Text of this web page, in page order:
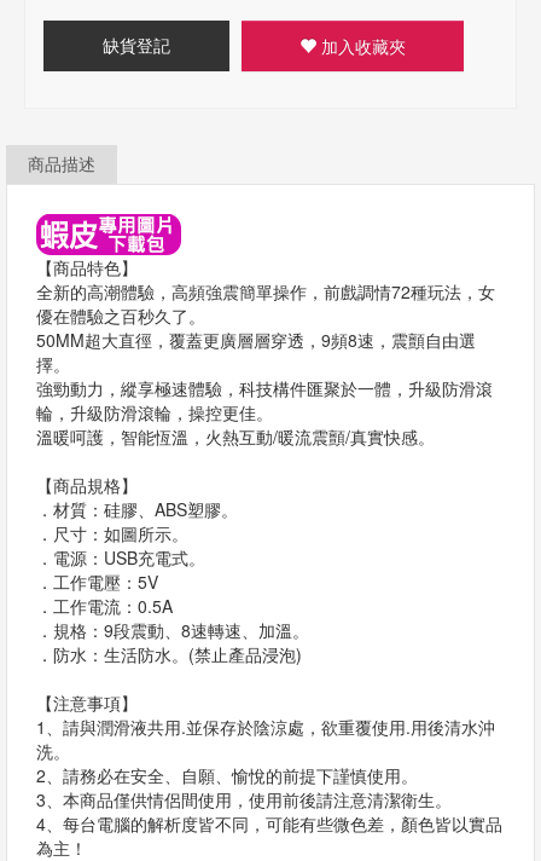
缺貨登記 加入收藏夾
商品描述
【商品特色】
全新的高潮體驗，高頻強震簡單操作，前戲調情72種玩法，女
優在體驗之百秒久了。
50MM超大直徑，覆蓋更廣層層穿透，9頻8速，震顫自由選
擇。
強勁動力，縱享極速體驗，科技構件匯聚於一體，升級防滑滾
輪，升級防滑滾輪，操控更佳。
溫暖呵護，智能恆溫，火熱互動/暖流震顫/真實快感。
【商品規格】
．材質：硅膠、ABS塑膠。
．尺寸：如圖所示。
．電源：USB充電式。
．工作電壓：5V
．工作電流：0.5A
．規格：9段震動、8速轉速、加溫。
．防水：生活防水。(禁止產品浸泡)
【注意事項】
1、請與潤滑液共用.並保存於陰涼處，欲重覆使用.用後清水沖
洗。
2、請務必在安全、自願、愉悅的前提下謹慎使用。
3、本商品僅供情侶間使用，使用前後請注意清潔衛生。
4、每台電腦的解析度皆不同，可能有些微色差，顏色皆以實品
為主！